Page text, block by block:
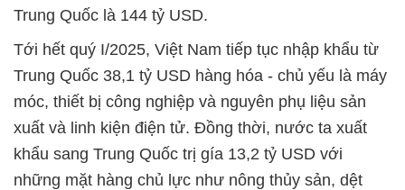
Trung Quốc là 144 tỷ USD.
Tới hết quý I/2025, Việt Nam tiếp tục nhập khẩu từ
Trung Quốc 38,1 tỷ USD hàng hóa - chủ yếu là máy
móc, thiết bị công nghiệp và nguyên phụ liệu sản
xuất và linh kiện điện tử. Đồng thời, nước ta xuất
khẩu sang Trung Quốc trị gía 13,2 tỷ USD với
những mặt hàng chủ lực như nông thủy sản, dệt